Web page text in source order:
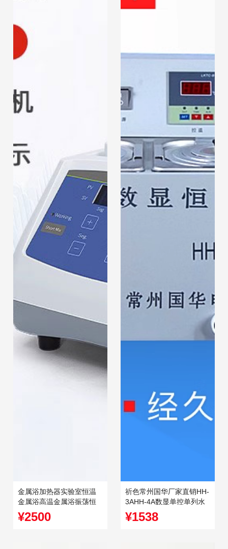
金属浴加热器实验室恒温
金属浴高温金属浴振荡恒
温金属浴
¥2500
祈色常州国华厂家直销HH-
3AHH-4A数显单控单列水
浴锅 智能恒温水浴锅
¥1538